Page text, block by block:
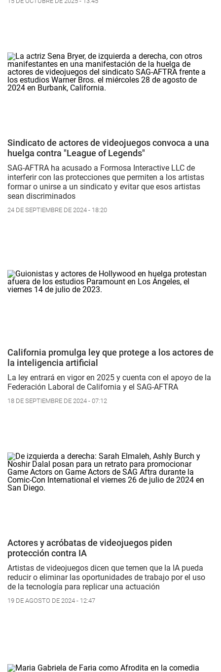
Sindicato de actores de videojuegos convoca a una
huelga contra "League of Legends"
SAG-AFTRA ha acusado a Formosa Interactive LLC de
interferir con las protecciones que permiten a los artistas
formar o unirse a un sindicato y evitar que esos artistas
sean discriminados
24 DE SEPTIEMBRE DE 2024 - 18:20
California promulga ley que protege a los actores de
la inteligencia artificial
La ley entrará en vigor en 2025 y cuenta con el apoyo de la
Federación Laboral de California y el SAG-AFTRA
18 DE SEPTIEMBRE DE 2024 - 07:12
Actores y acróbatas de videojuegos piden
protección contra IA
Artistas de videojuegos dicen que temen que la IA pueda
reducir o eliminar las oportunidades de trabajo por el uso
de la tecnología para replicar una actuación
19 DE AGOSTO DE 2024 - 12:47